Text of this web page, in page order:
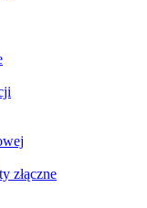
złączne